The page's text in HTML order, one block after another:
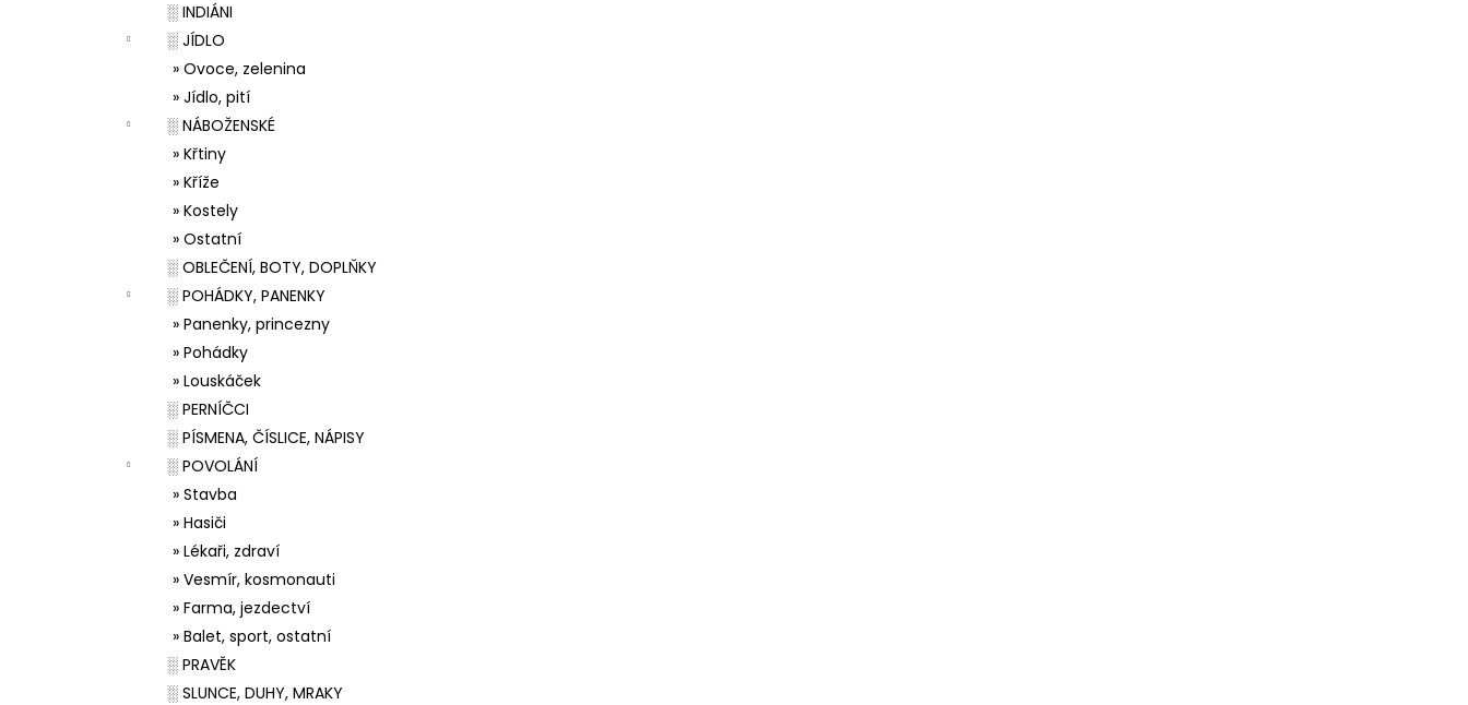
░ INDIÁNI
░ JÍDLO
» Ovoce, zelenina
» Jídlo, pití
░ NÁBOŽENSKÉ
» Křtiny
» Kříže
» Kostely
» Ostatní
░ OBLEČENÍ, BOTY, DOPLŇKY
░ POHÁDKY, PANENKY
» Panenky, princezny
» Pohádky
» Louskáček
░ PERNÍČCI
░ PÍSMENA, ČÍSLICE, NÁPISY
░ POVOLÁNÍ
» Stavba
» Hasiči
» Lékaři, zdraví
» Vesmír, kosmonauti
» Farma, jezdectví
» Balet, sport, ostatní
░ PRAVĚK
░ SLUNCE, DUHY, MRAKY